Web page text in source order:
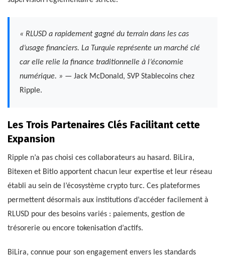
« RLUSD a rapidement gagné du terrain dans les cas
d’usage financiers. La Turquie représente un marché clé
car elle relie la finance traditionnelle à l’économie
numérique. » — Jack McDonald, SVP Stablecoins chez
Ripple.
Les Trois Partenaires Clés Facilitant cette
Expansion
Ripple n’a pas choisi ces collaborateurs au hasard. BiLira,
Bitexen et Bitlo apportent chacun leur expertise et leur réseau
établi au sein de l’écosystème crypto turc. Ces plateformes
permettent désormais aux institutions d’accéder facilement à
RLUSD pour des besoins variés : paiements, gestion de
trésorerie ou encore tokenisation d’actifs.
BiLira, connue pour son engagement envers les standards